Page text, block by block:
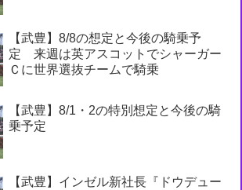
【武豊】8/8の想定と今後の騎乗予
定 来週は英アスコットでシャーガー
Ｃに世界選抜チームで騎乗
【武豊】8/1・2の特別想定と今後の騎
乗予定
【武豊】インゼル新社長『ドウデュー